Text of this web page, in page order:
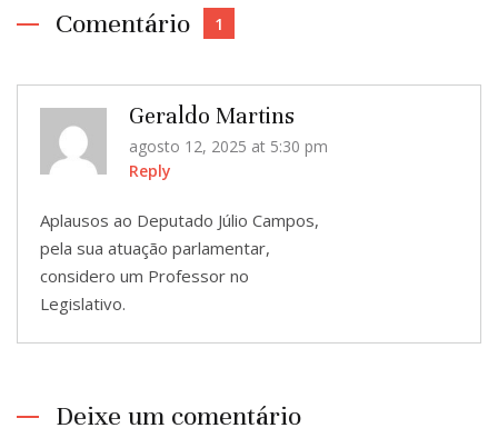
Comentário 1
Geraldo Martins
agosto 12, 2025 at 5:30 pm
Reply
Aplausos ao Deputado Júlio Campos,
pela sua atuação parlamentar,
considero um Professor no
Legislativo.
Deixe um comentário